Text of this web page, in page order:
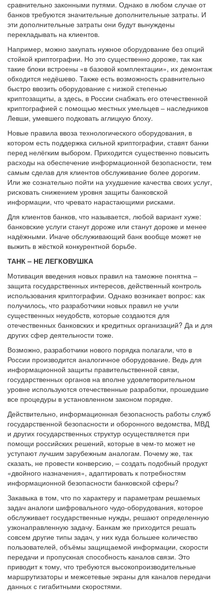
сравнительно законными путями. Однако в любом случае от
банков требуются значительные дополнительные затраты. И
эти дополнительные затраты они будут вынуждены
перекладывать на клиентов.
Например, можно закупать нужное оборудование без опций
стойкой криптографии. Но это существенно дороже, так как
такие блоки встроены «в базовой комплектации», их демонтаж
обходится недёшево. Также есть возможность сравнительно
быстро ввозить оборудование с низкой степенью
криптозащиты, а здесь, в России снабжать его отечественной
криптографией с помощью местных умельцев – наследников
Левши, умевшего подковать аглицкую блоху.
Новые правила ввоза технологического оборудования, в
котором есть поддержка сильной криптографии, ставят банки
перед нелёгким выбором. Приходится существенно повысить
расходы на обеспечение информационной безопасности, тем
самым сделав для клиентов обслуживание более дорогим.
Или же сознательно пойти на ухудшение качества своих услуг,
рисковать снижением уровня защиты банковской
информации, что чревато нарастающими рисками.
Для клиентов банков, что называется, любой вариант хуже:
банковские услуги станут дороже или станут дороже и менее
надёжными. Иначе обслуживающий банк вообще может не
выжить в жёсткой конкурентной борьбе.
ТАНК – НЕ ЛЕГКОВУШКА
Мотивация введения новых правил на таможне понятна –
защита государственных интересов, действенный контроль
использования криптографии. Однако возникает вопрос: как
получилось, что разработчики новых правил не учли
существенных неудобств, которые создаются для
отечественных банковских и кредитных организаций? Да и для
других сфер деятельности тоже.
Возможно, разработчики нового порядка полагали, что в
России производится аналогичное оборудование. Ведь для
информационной защиты правительственной связи,
государственных органов на вполне удовлетворительном
уровне используются отечественные разработки, прошедшие
все процедуры в установленном законом порядке.
Действительно, информационная безопасность работы служб
государственной безопасности и оборонного ведомства, МВД
и других государственных структур осуществляется при
помощи российских решений, которые в чем-то может не
уступают лучшим зарубежным аналогам. Почему же, так
сказать, не провести конверсию, – создать подобный продукт
«двойного назначения», адаптировать к потребностям
информационной безопасности банковской сферы?
Закавыка в том, что по характеру и параметрам решаемых
задач аналоги шифровального чудо-оборудования, которое
обслуживает государственные нужды, решают определенную
узконаправленную задачу. Банкам же приходится решать
совсем другие типы задач, у них куда большее количество
пользователей, объёмы защищаемой информации, скорости
передачи и пропускная способность каналов связи. Это
приводит к тому, что требуются высокопроизводительные
маршрутизаторы и межсетевые экраны для каналов передачи
данных с гигабитными скоростями.